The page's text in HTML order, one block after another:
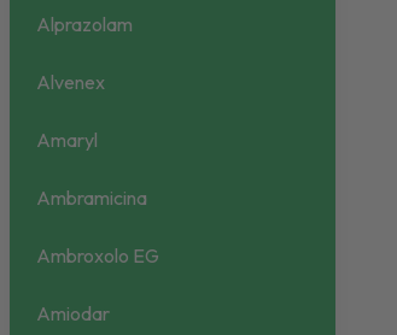
Alprazolam
Alvenex
Amaryl
Ambramicina
Ambroxolo EG
Amiodar